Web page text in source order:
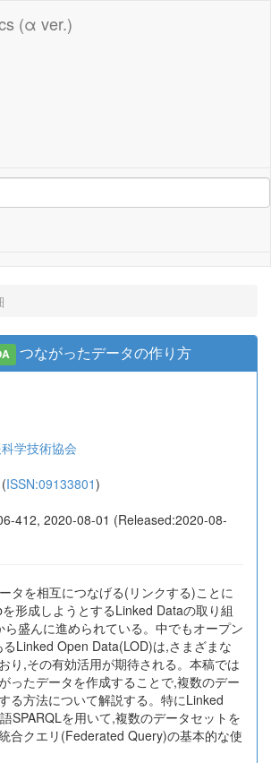
(α ver.)
つながったデータの作り方
学技術協会
(ISSN:09133801)
412, 2020-08-01 (Released:2020-08-
タを相互につなげる(リンクする)ことに
形成しようとするLinked Dataの取り組
盛んに進められている。中でもオープン
Linked Open Data(LOD)は,さまざまな
り,その有効活用が期待される。本稿では
ったデータを作成することで,複数のデー
る方法について解説する。特にLinked
SPARQLを用いて,複数のデータセットを
合クエリ(Federated Query)の基本的な使